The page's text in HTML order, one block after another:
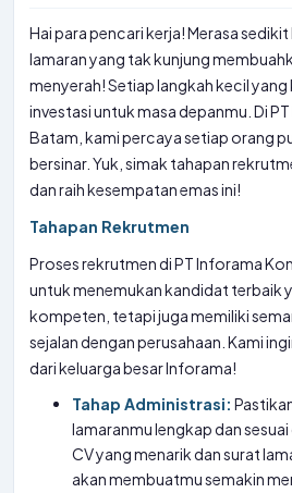
Hai para pencari kerja! Merasa
lamaran yang tak kunjung
menyerah! Setiap langkah kecil yang
investasi untuk masa depanmu. Di
Batam, kami percaya setiap orang
bersinar. Yuk, simak tahapan
dan raih kesempatan emas ini!
Tahapan Rekrutmen
Proses rekrutmen di PT Inforama
untuk menemukan kandidat terbaik
kompeten, tetapi juga memiliki
sejalan dengan perusahaan. Kami
dari keluarga besar Inforama!
Tahap Administrasi:
lamaranmu lengkap dan
CV yang menarik dan surat
akan membuatmu semakin